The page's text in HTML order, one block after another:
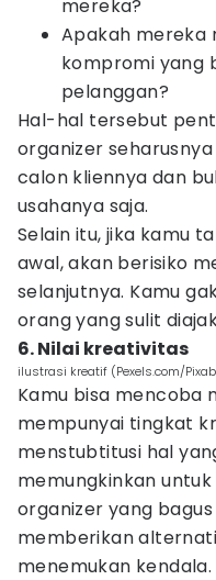
mereka?
Apakah mereka
kompromi yang
pelanggan?
Hal-hal tersebut
organizer
calon kliennya dan
usahanya saja.
Selain itu, jika kamu
awal, akan berisiko
selanjutnya. Kamu
orang yang sulit
6. Nilai kreativitas
ilustrasi kreatif (Pexels.com/
Kamu bisa mencoba
mempunyai tingkat
menstubtitusi hal
memungkinkan
organizer yang
memberikan
menemukan kendala.